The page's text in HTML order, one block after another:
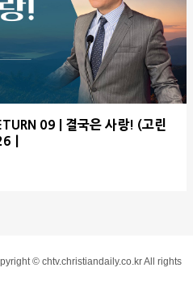
09 | 결국은 사랑! (고린
ㅣ
© chtv.christiandaily.co.kr All rights